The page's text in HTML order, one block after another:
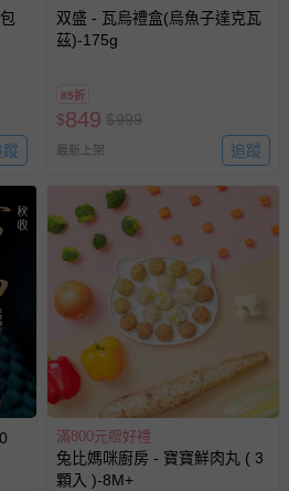
須依據商品需加收離島運費。廠商
離島、偏遠地區、樓層親送等加價
。
常流程檢查是否完好，若商品遇瑕疵
品或退貨，請見：退貨的辦理流程
品訂購與資訊、購物流程、付款方
使用、退貨及商品運送方式等有疑
客服中心
。
步代購，遇缺貨即會通知媽咪並協
等錯誤原因，導致無法安排出貨，
訂單取消事宜，並將提供適當補
蹤
双盛 - 瓦烏禮盒(烏魚子達克瓦
茲)-175g
85折
$849 $999
最新上架 追蹤
滿800元贈好禮
兔比媽咪廚房 - 寶寶鮮肉丸 ( 3
顆入 )-8M+